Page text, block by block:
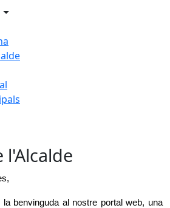
l'Alcalde
benvinguda al nostre portal web, una